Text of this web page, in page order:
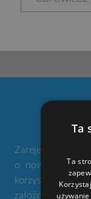
Zarejestruj się w
o nowościach i
korzystania z
założenie konta
Ta
Ta